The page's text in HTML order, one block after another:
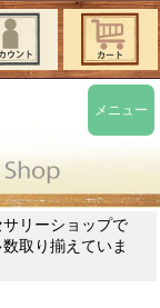
リーショップで
取り揃えていま
メニュー